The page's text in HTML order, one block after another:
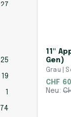
27
24
23
25
19
1
74
11"
Gen)
Grau |
CHF
Neu: